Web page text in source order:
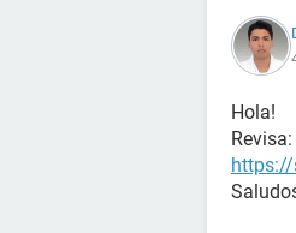
Hola!
https://